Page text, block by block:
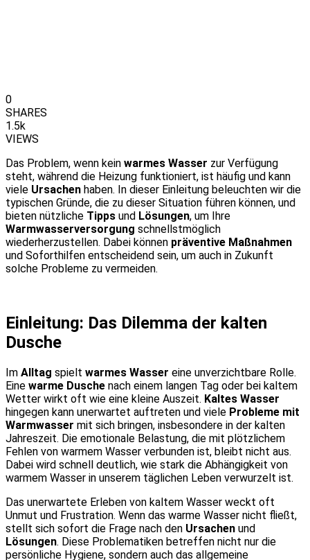
0
SHARES
1.5k
VIEWS
Das Problem, wenn kein warmes Wasser zur Verfügung
steht, während die Heizung funktioniert, ist häufig und kann
viele Ursachen haben. In dieser Einleitung beleuchten wir die
typischen Gründe, die zu dieser Situation führen können, und
bieten nützliche Tipps und Lösungen, um Ihre
Warmwasserversorgung schnellstmöglich
wiederherzustellen. Dabei können präventive Maßnahmen
und Soforthilfen entscheidend sein, um auch in Zukunft
solche Probleme zu vermeiden.
Einleitung: Das Dilemma der kalten
Dusche
Im Alltag spielt warmes Wasser eine unverzichtbare Rolle.
Eine warme Dusche nach einem langen Tag oder bei kaltem
Wetter wirkt oft wie eine kleine Auszeit. Kaltes Wasser
hingegen kann unerwartet auftreten und viele Probleme mit
Warmwasser mit sich bringen, insbesondere in der kalten
Jahreszeit. Die emotionale Belastung, die mit plötzlichem
Fehlen von warmem Wasser verbunden ist, bleibt nicht aus.
Dabei wird schnell deutlich, wie stark die Abhängigkeit von
warmem Wasser in unserem täglichen Leben verwurzelt ist.
Das unerwartete Erleben von kaltem Wasser weckt oft
Unmut und Frustration. Wenn das warme Wasser nicht fließt,
stellt sich sofort die Frage nach den Ursachen und
Lösungen. Diese Problematiken betreffen nicht nur die
persönliche Hygiene, sondern auch das allgemeine